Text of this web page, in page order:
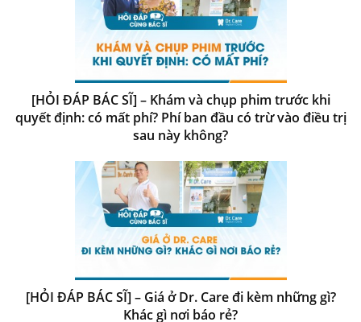
[HỎI ĐÁP BÁC SĨ] – Khám và chụp phim trước khi
quyết định: có mất phí? Phí ban đầu có trừ vào điều trị
sau này không?
[HỎI ĐÁP BÁC SĨ] – Giá ở Dr. Care đi kèm những gì?
Khác gì nơi báo rẻ?